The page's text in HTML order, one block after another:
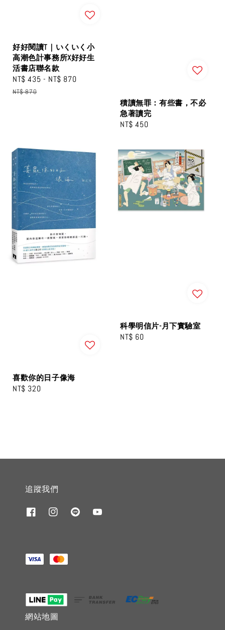
好好閱讀T｜いくいく小
高潮色計事務所X好好生
活書店聯名款
Sale
price
NT$ 435 - NT$ 870
NT$ 870
積讀無罪：有些書，不必
急著讀完
Regular
NT$ 450
喜歡你的日子像海
Regular
NT$ 320
科學明信片-月下實驗室
Regular
NT$ 60
追蹤我們
網站地圖